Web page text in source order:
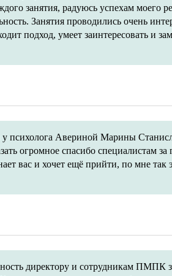
занятия, радуюсь успехам моего
Занятия проводились очень
подход, умеет заинтересовать и
у психолога Авериной Марины
огромное спасибо специалистам
вас и хочет ещё прийти, по мне так
директору и сотрудникам ПМПК